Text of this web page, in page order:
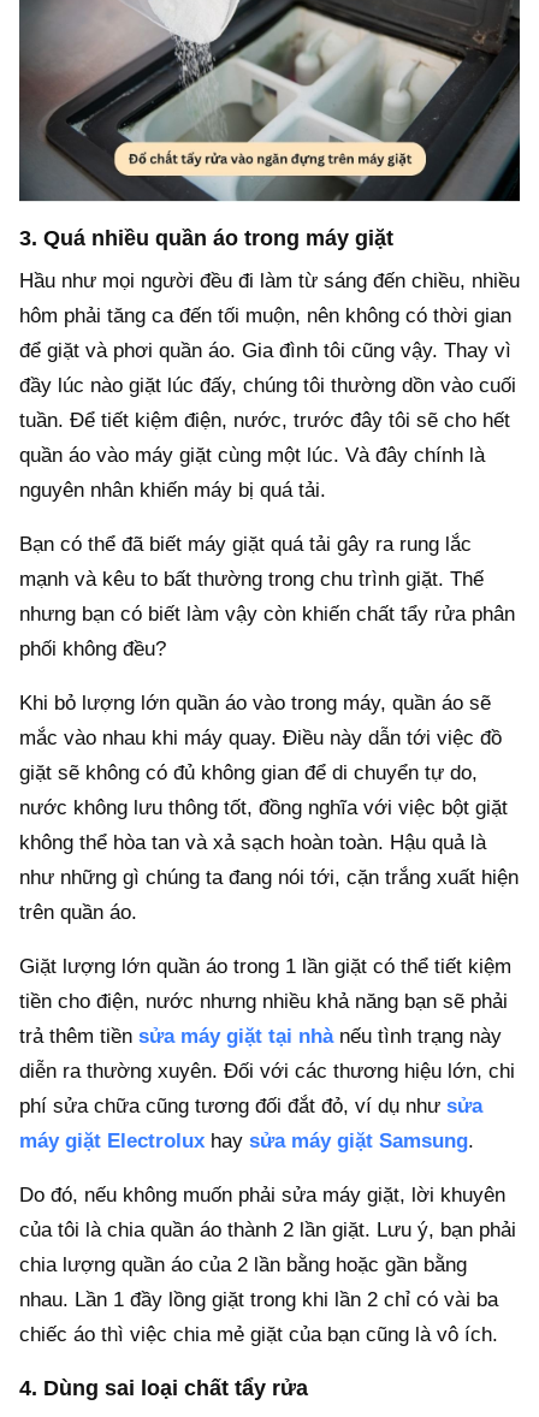
3. Quá nhiều quần áo trong máy giặt
Hầu như mọi người đều đi làm từ sáng đến chiều, nhiều
hôm phải tăng ca đến tối muộn, nên không có thời gian
để giặt và phơi quần áo. Gia đình tôi cũng vậy. Thay vì
đầy lúc nào giặt lúc đấy, chúng tôi thường dồn vào cuối
tuần. Để tiết kiệm điện, nước, trước đây tôi sẽ cho hết
quần áo vào máy giặt cùng một lúc. Và đây chính là
nguyên nhân khiến máy bị quá tải.
Bạn có thể đã biết máy giặt quá tải gây ra rung lắc
mạnh và kêu to bất thường trong chu trình giặt. Thế
nhưng bạn có biết làm vậy còn khiến chất tẩy rửa phân
phối không đều?
Khi bỏ lượng lớn quần áo vào trong máy, quần áo sẽ
mắc vào nhau khi máy quay. Điều này dẫn tới việc đồ
giặt sẽ không có đủ không gian để di chuyển tự do,
nước không lưu thông tốt, đồng nghĩa với việc bột giặt
không thể hòa tan và xả sạch hoàn toàn. Hậu quả là
như những gì chúng ta đang nói tới, cặn trắng xuất hiện
trên quần áo.
Giặt lượng lớn quần áo trong 1 lần giặt có thể tiết kiệm
tiền cho điện, nước nhưng nhiều khả năng bạn sẽ phải
trả thêm tiền sửa máy giặt tại nhànếu tình trạng này
diễn ra thường xuyên. Đối với các thương hiệu lớn, chi
phí sửa chữa cũng tương đối đắt đỏ, ví dụ như sửa
máy giặt Electrolux hay sửa máy giặt Samsung.
Do đó, nếu không muốn phải sửa máy giặt, lời khuyên
của tôi là chia quần áo thành 2 lần giặt. Lưu ý, bạn phải
chia lượng quần áo của 2 lần bằng hoặc gần bằng
nhau. Lần 1 đầy lồng giặt trong khi lần 2 chỉ có vài ba
chiếc áo thì việc chia mẻ giặt của bạn cũng là vô ích.
4. Dùng sai loại chất tẩy rửa